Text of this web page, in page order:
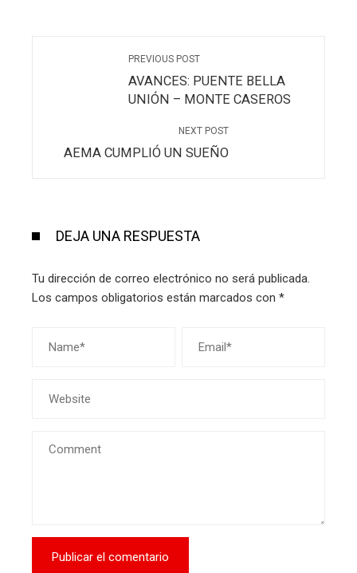
PREVIOUS POST
AVANCES: PUENTE BELLA
UNIÓN – MONTE CASEROS
NEXT POST
AEMA CUMPLIÓ UN SUEÑO
DEJA UNA RESPUESTA
Tu dirección de correo electrónico no será publicada.
Los campos obligatorios están marcados con *